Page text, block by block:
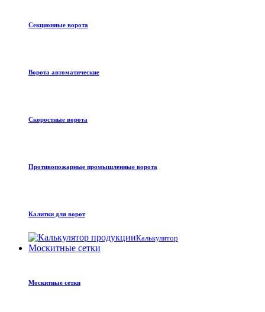
Секционные ворота
Ворота автоматические
Скоростные ворота
Противопожарные промышленные ворота
Калитки для ворот
Калькулятор
Москитные сетки
Москитные сетки